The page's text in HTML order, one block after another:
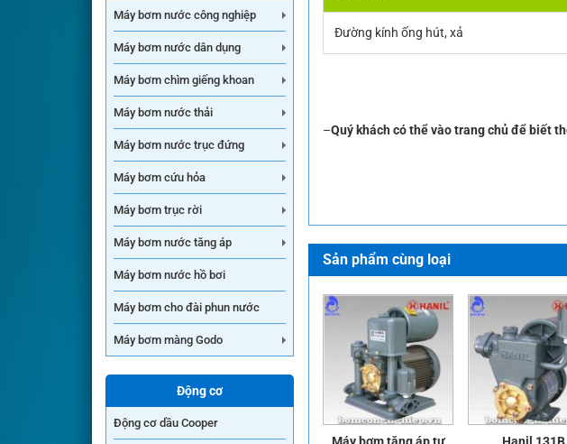
Máy bơm nước công nghiệp
Máy bơm nước dân dụng
Máy bơm chìm giếng khoan
Máy bơm nước thải
Máy bơm nước trục đứng
Máy bơm cứu hỏa
Máy bơm trục rời
Máy bơm nước tăng áp
Máy bơm nước hồ bơi
Máy bơm cho đài phun nước
Máy bơm màng Godo
Động cơ
Động cơ dầu Cooper
Đường kính ống hút, xả
–Quý khách có thể vào trang chủ để biết
Sản phẩm cùng loại